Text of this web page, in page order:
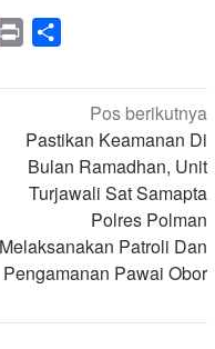
Print
Pos berikutnya
Pastikan Keamanan Di
Bulan Ramadhan, Unit
Turjawali Sat Samapta
Polres Polman
Melaksanakan Patroli Dan
Pengamanan Pawai Obor